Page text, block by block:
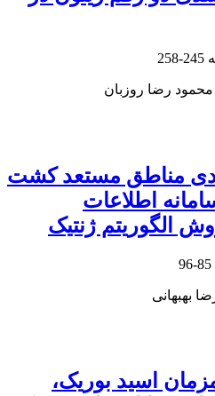
245-258
رضا روزبان
مناطق مستعد کشت
اطلاعات
85-96
بهبهانی
اسید بوریک،